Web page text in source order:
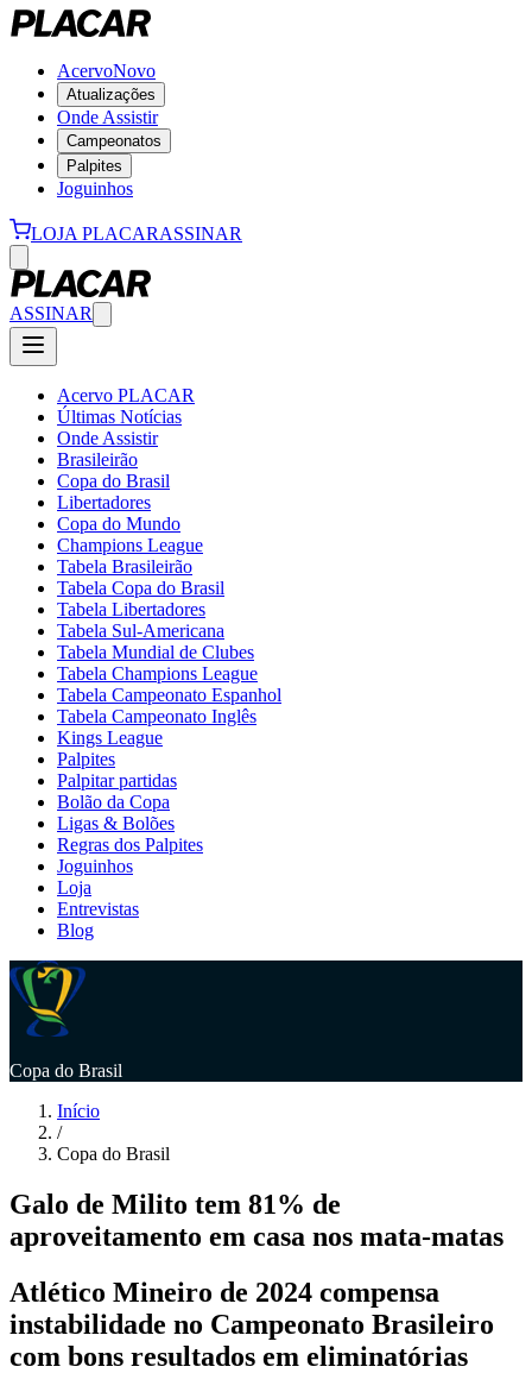
AcervoNovo
Atualizações
Onde Assistir
Campeonatos
Palpites
Joguinhos
LOJA PLACARASSINAR
ASSINAR
Acervo PLACAR
Últimas Notícias
Onde Assistir
Brasileirão
Copa do Brasil
Libertadores
Copa do Mundo
Champions League
Tabela Brasileirão
Tabela Copa do Brasil
Tabela Libertadores
Tabela Sul-Americana
Tabela Mundial de Clubes
Tabela Champions League
Tabela Campeonato Espanhol
Tabela Campeonato Inglês
Kings League
Palpites
Palpitar partidas
Bolão da Copa
Ligas & Bolões
Regras dos Palpites
Joguinhos
Loja
Entrevistas
Blog
Copa do Brasil
Início
/
Copa do Brasil
Galo de Milito tem 81% de
aproveitamento em casa nos mata-matas
Atlético Mineiro de 2024 compensa
instabilidade no Campeonato Brasileiro
com bons resultados em eliminatórias